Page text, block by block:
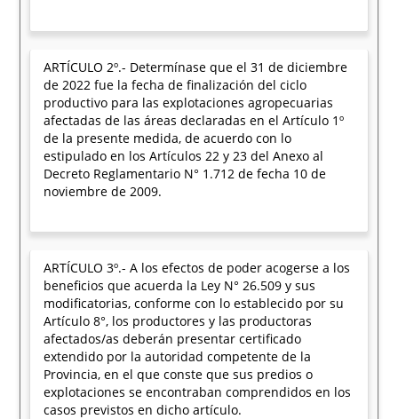
ARTÍCULO 2º.- Determínase que el 31 de diciembre
de 2022 fue la fecha de finalización del ciclo
productivo para las explotaciones agropecuarias
afectadas de las áreas declaradas en el Artículo 1º
de la presente medida, de acuerdo con lo
estipulado en los Artículos 22 y 23 del Anexo al
Decreto Reglamentario N° 1.712 de fecha 10 de
noviembre de 2009.
ARTÍCULO 3º.- A los efectos de poder acogerse a los
beneficios que acuerda la Ley N° 26.509 y sus
modificatorias, conforme con lo establecido por su
Artículo 8°, los productores y las productoras
afectados/as deberán presentar certificado
extendido por la autoridad competente de la
Provincia, en el que conste que sus predios o
explotaciones se encontraban comprendidos en los
casos previstos en dicho artículo.